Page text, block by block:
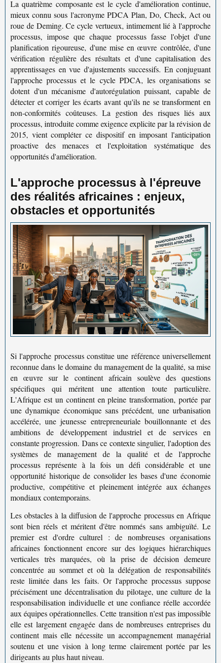
La quatrième composante est le cycle d'amélioration continue,
mieux connu sous l'acronyme PDCA Plan, Do, Check, Act ou
roue de Deming. Ce cycle vertueux, intimement lié à l'approche
processus, impose que chaque processus fasse l'objet d'une
planification rigoureuse, d'une mise en œuvre contrôlée, d'une
vérification régulière des résultats et d'une capitalisation des
apprentissages en vue d'ajustements successifs. En conjuguant
l'approche processus et le cycle PDCA, les organisations se
dotent d'un mécanisme d'autorégulation puissant, capable de
détecter et corriger les écarts avant qu'ils ne se transforment en
non-conformités coûteuses. La gestion des risques liés aux
processus, introduite comme exigence explicite par la révision de
2015, vient compléter ce dispositif en imposant l'anticipation
proactive des menaces et l'exploitation systématique des
opportunités d'amélioration.
L'approche processus à l'épreuve
des réalités africaines : enjeux,
obstacles et opportunités
Si l'approche processus constitue une référence universellement
reconnue dans le domaine dumanagement de la qualité, sa mise
en œuvre sur le continent africain soulève des questions
spécifiques qui méritent une attention toute particulière.
L'Afrique est un continent en pleine transformation, portée par
unedynamique économiquesans précédent, une urbanisation
accélérée, une jeunesse entrepreneuriale bouillonnante et des
ambitions de développement industriel et de services en
constante progression. Dans ce contexte singulier, l'adoption des
systèmes de management de la qualité et de l'approche
processus représente à la fois un défi considérable et une
opportunité historique de consolider les bases d'une économie
productive, compétitive et pleinement intégrée aux échanges
mondiaux contemporains.
Les obstacles à la diffusion de l'approche processus en Afrique
sont bien réels et méritent d'être nommés sans ambiguïté. Le
premier est d'ordre culturel : de nombreuses organisations
africaines fonctionnent encore sur des logiques hiérarchiques
verticales très marquées, où la prise de décision demeure
concentrée au sommet et où la délégation de responsabilités
reste limitée dans les faits. Or l'approche processus suppose
précisément une décentralisation du pilotage, une culture de la
responsabilisation individuelle et une confiance réelle accordée
aux équipes opérationnelles. Cette transition n'est pas impossible
elle est largement engagée dans de nombreuses entreprises du
continent mais elle nécessite un accompagnement managérial
soutenu et une vision à long terme clairement portée par les
dirigeants au plus haut niveau.